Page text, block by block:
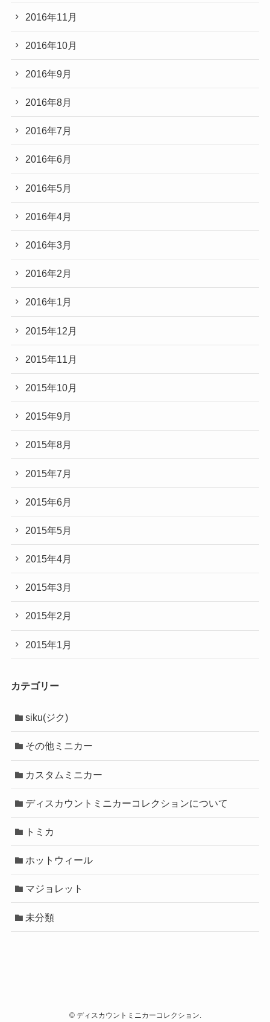
2016年11月
2016年10月
2016年9月
2016年8月
2016年7月
2016年6月
2016年5月
2016年4月
2016年3月
2016年2月
2016年1月
2015年12月
2015年11月
2015年10月
2015年9月
2015年8月
2015年7月
2015年6月
2015年5月
2015年4月
2015年3月
2015年2月
2015年1月
カテゴリー
siku(ジク)
その他ミニカー
カスタムミニカー
ディスカウントミニカーコレクションについて
トミカ
ホットウィール
マジョレット
未分類
©ディスカウントミニカーコレクション.